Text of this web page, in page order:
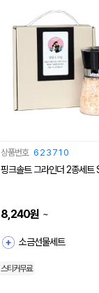
상품번호 623710
핑크솔트 그라인더 2종세트
8,240원 ~
소금선물세트
스티커무료